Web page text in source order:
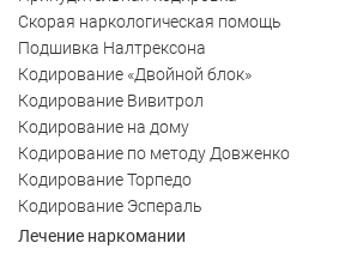
Скорая наркологическая помощь
Подшивка Налтрексона
Кодирование «Двойной блок»
Кодирование Вивитрол
Кодирование на дому
Кодирование по методу Довженко
Кодирование Торпедо
Кодирование Эспераль
Лечение наркомании